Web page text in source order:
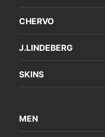
CHERVO
J.LINDEBERG
SKINS
MEN